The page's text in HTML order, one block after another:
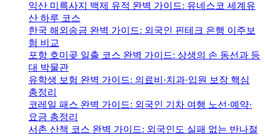
익산 미륵사지 백제 유적 완벽 가이드: 유네스코 세계유
산 하루 코스
한국 해외송금 완벽 가이드: 외국인 핀테크 은행 이주보
험 비교
포항 호미곶 일출 코스 완벽 가이드: 상생의 손 동선과 등
대 박물관
유학생 보험 완벽 가이드: 의료비·치과·입원 보장 핵심
총정리
코레일 패스 완벽 가이드: 외국인 기차 여행 노선·예약·
요금 총정리
서촌 산책 코스 완벽 가이드: 외국인도 실패 없는 반나절